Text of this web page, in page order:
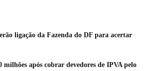
ligação da Fazenda do DF para acertar
milhões após cobrar devedores de IPVA pelo